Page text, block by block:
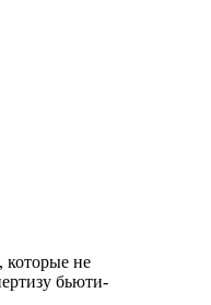
которые не
бьюти-